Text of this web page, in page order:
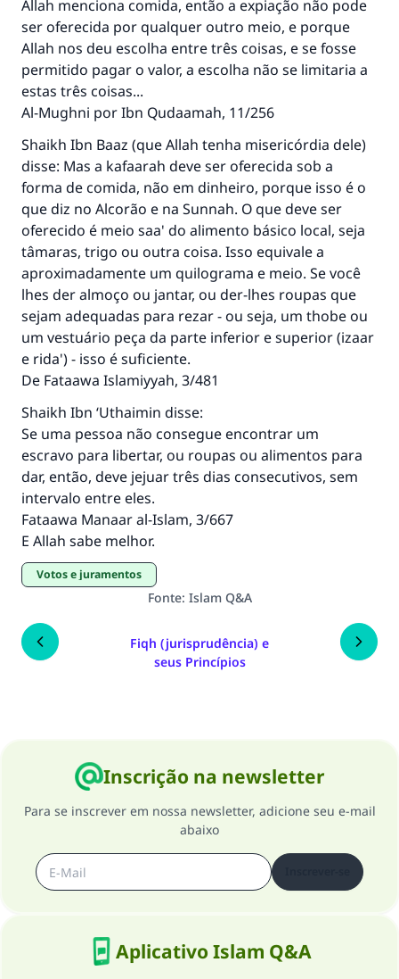
Allah menciona comida, então a expiação não pode
ser oferecida por qualquer outro meio, e porque
Allah nos deu escolha entre três coisas, e se fosse
permitido pagar o valor, a escolha não se limitaria a
estas três coisas...
Al-Mughni por Ibn Qudaamah, 11/256
Shaikh Ibn Baaz (que Allah tenha misericórdia dele)
disse: Mas a kafaarah deve ser oferecida sob a
forma de comida, não em dinheiro, porque isso é o
que diz no Alcorão e na Sunnah. O que deve ser
oferecido é meio saa' do alimento básico local, seja
tâmaras, trigo ou outra coisa. Isso equivale a
aproximadamente um quilograma e meio. Se você
lhes der almoço ou jantar, ou der-lhes roupas que
sejam adequadas para rezar - ou seja, um thobe ou
um vestuário peça da parte inferior e superior (izaar
e rida') - isso é suficiente.
De Fataawa Islamiyyah, 3/481
Shaikh Ibn ‘Uthaimin disse:
Se uma pessoa não consegue encontrar um
escravo para libertar, ou roupas ou alimentos para
dar, então, deve jejuar três dias consecutivos, sem
intervalo entre eles.
Fataawa Manaar al-Islam, 3/667
E Allah sabe melhor.
Votos e juramentos
Fonte: Islam Q&A
Fiqh (jurisprudência) e
seus Princípios
Inscrição na newsletter
Para se inscrever em nossa newsletter, adicione seu e-mail
abaixo
Aplicativo Islam Q&A
CONTRIBUIR